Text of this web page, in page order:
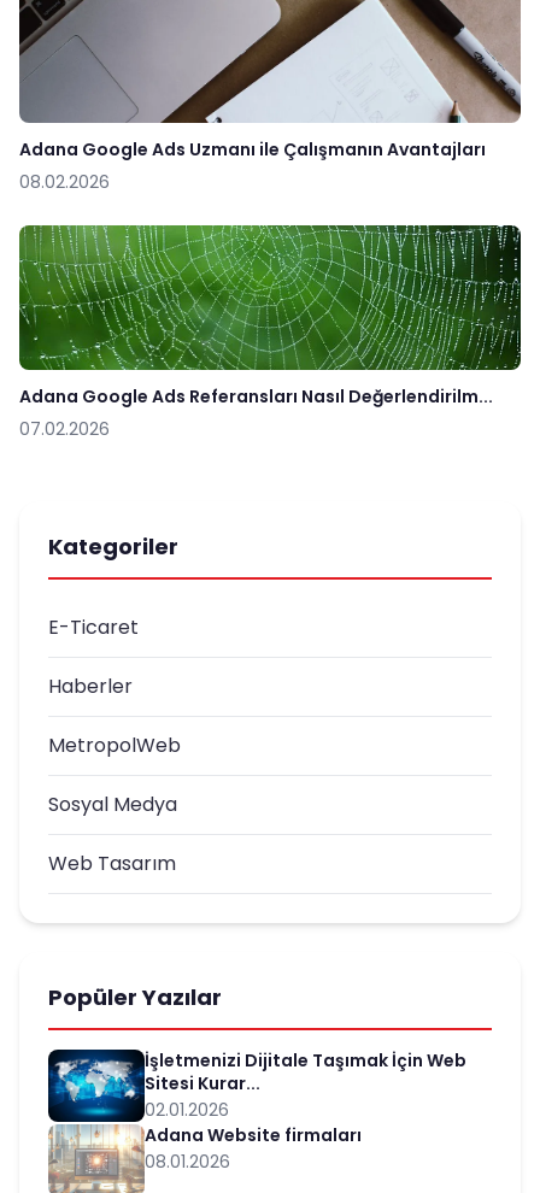
Adana Google Ads Uzmanı ile Çalışmanın Avantajları
08.02.2026
Adana Google Ads Referansları Nasıl Değerlendirilm...
07.02.2026
Kategoriler
E-Ticaret
Haberler
MetropolWeb
Sosyal Medya
Web Tasarım
Popüler Yazılar
İşletmenizi Dijitale Taşımak İçin Web
Sitesi Kurar...
02.01.2026
Adana Website firmaları
08.01.2026